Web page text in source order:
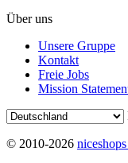
Über uns
Unsere Gruppe
Kontakt
Freie Jobs
Mission
© 2010-2026